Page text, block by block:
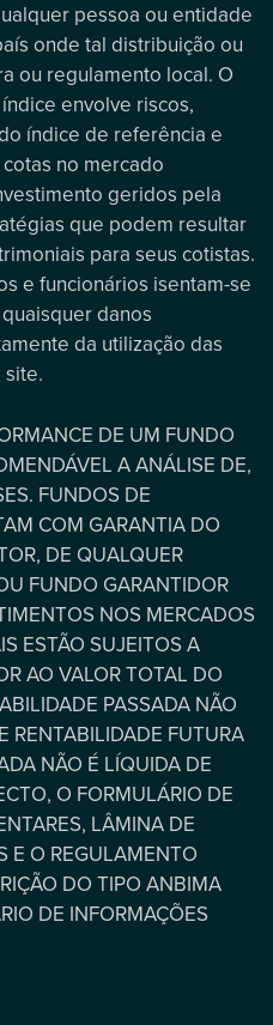
pessoa ou entidade
onde tal distribuição ou
ou regulamento local. O
envolve riscos,
índice de referência e
no mercado
geridos pela
que podem resultar
para seus cotistas.
e funcionários isentam-se
danos
da utilização das
site.
DE UM FUNDO
A ANÁLISE DE,
FUNDOS DE
COM GARANTIA DO
DE QUALQUER
FUNDO GARANTIDOR
NOS MERCADOS
ESTÃO SUJEITOS A
AO VALOR TOTAL DO
PASSADA NÃO
RENTABILIDADE FUTURA
NÃO É LÍQUIDA DE
O FORMULÁRIO DE
LÂMINA DE
E O REGULAMENTO
DO TIPO ANBIMA
DE INFORMAÇÕES